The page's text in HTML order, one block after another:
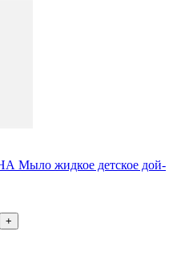
жидкое детское дой-
+